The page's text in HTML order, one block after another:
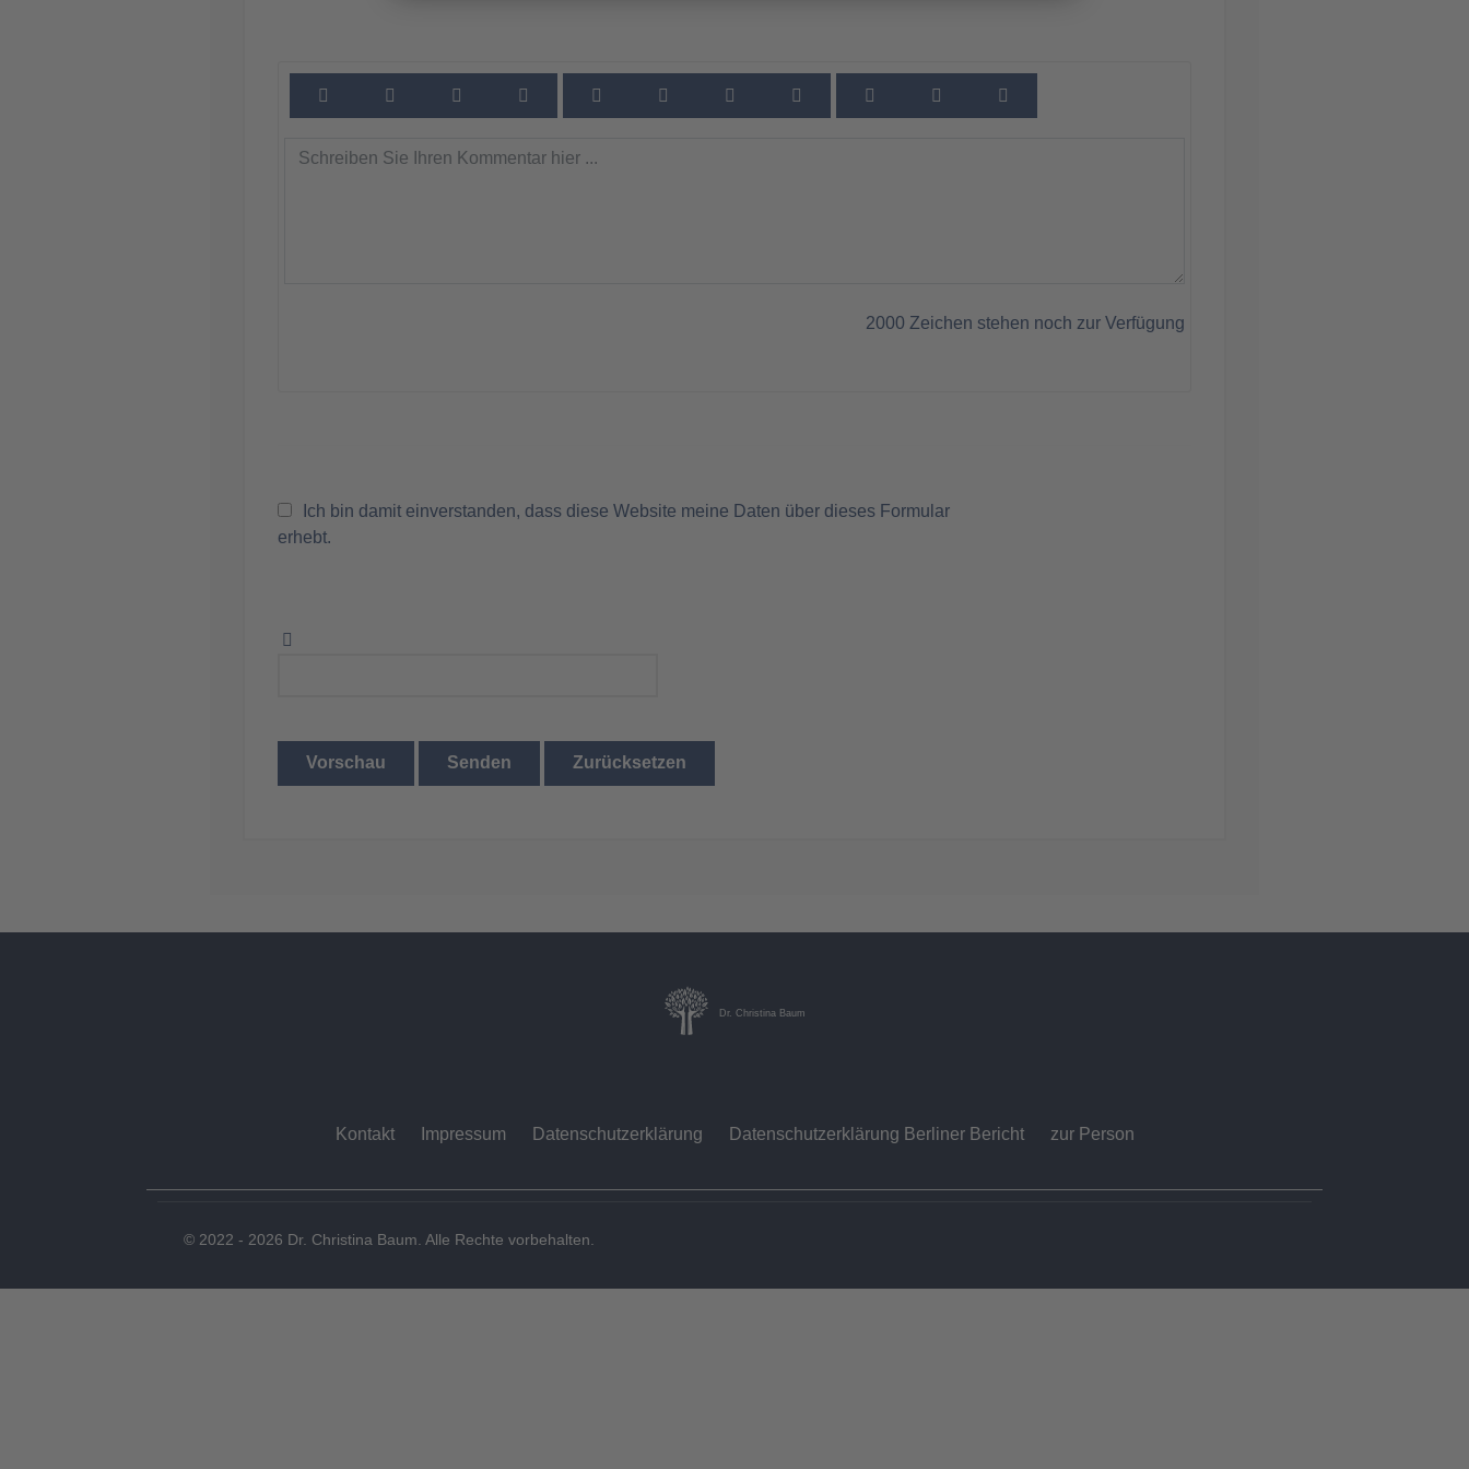
2000 Zeichen stehen noch zur Verfügung
Ich bin damit einverstanden, dass diese Website meine Daten über dieses Formular
erhebt.
Vorschau Senden Zurücksetzen
Dr. Christina Baum
Kontakt Impressum Datenschutzerklärung Datenschutzerklärung Berliner Bericht zur Person
© 2022 - 2026 Dr. Christina Baum. Alle Rechte vorbehalten.